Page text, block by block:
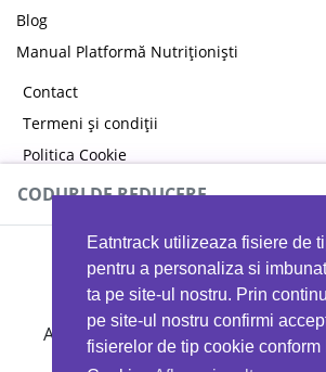
Eatntrack utilizeaza fisiere de
pentru a personaliza si
ta pe site-ul nostru. Prin
pe site-ul nostru confirmi
fisierelor de tip cookie
Blog
Manual Platformă Nutriționiști
Contact
Termeni și condiții
Politica Cookie
Politica de confidențialitate
CODURI DE REDUCERE
Ai 40%reducere la orice comandă
EATTRACK